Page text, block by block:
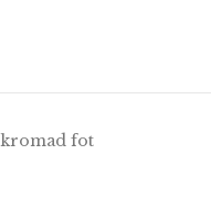
fot